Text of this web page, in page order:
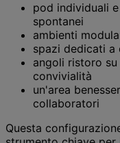
pod individuali
spontanei
ambienti
spazi dedicati
angoli ristoro
convivialità
un'area
collaboratori
Questa